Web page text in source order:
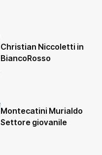
Christian Niccoletti in
BiancoRosso
Montecatini Murialdo
Settore giovanile